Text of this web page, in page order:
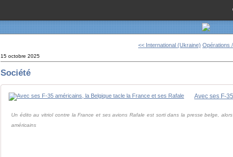
<< International (Ukraine) Opérations
15 octobre 2025
Société
Avec ses F-
Un édito au vitriol contre la France et ses avions Rafale est sorti dans la presse belge,
américains